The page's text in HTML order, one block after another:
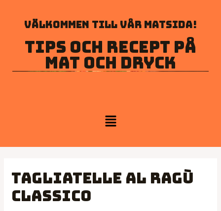
Välkommen till vår matsida!
Tips och recept på
mat och dryck
Tagliatelle al Ragù
Classico